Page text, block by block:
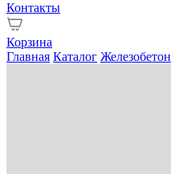
Контакты
Корзина
Главная Каталог Железобетон